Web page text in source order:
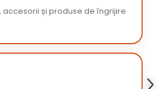
și produse de îngrijire